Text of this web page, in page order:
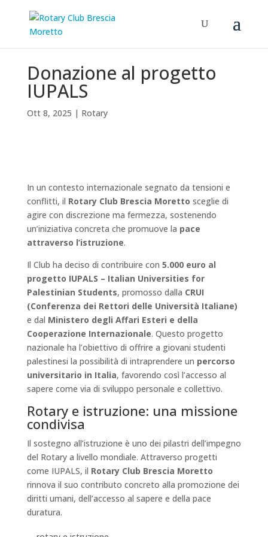
Donazione al progetto
IUPALS
Ott 8, 2025 | Rotary
In un contesto internazionale segnato da tensioni e
conflitti, il Rotary Club Brescia Moretto sceglie di
agire con discrezione ma fermezza, sostenendo
un’iniziativa concreta che promuove la pace
attraverso l’istruzione.
Il Club ha deciso di contribuire con 5.000 euro al
progetto IUPALS – Italian Universities for
Palestinian Students, promosso dalla CRUI
(Conferenza dei Rettori delle Università Italiane)
e dal Ministero degli Affari Esteri e della
Cooperazione Internazionale. Questo progetto
nazionale ha l’obiettivo di offrire a giovani studenti
palestinesi la possibilità di intraprendere un percorso
universitario in Italia, favorendo così l’accesso al
sapere come via di sviluppo personale e collettivo.
Rotary e istruzione: una missione
condivisa
Il sostegno all’istruzione è uno dei pilastri dell’impegno
del Rotary a livello mondiale. Attraverso progetti
come IUPALS, il Rotary Club Brescia Moretto
rinnova il suo contributo concreto alla promozione dei
diritti umani, dell’accesso al sapere e della pace
duratura.